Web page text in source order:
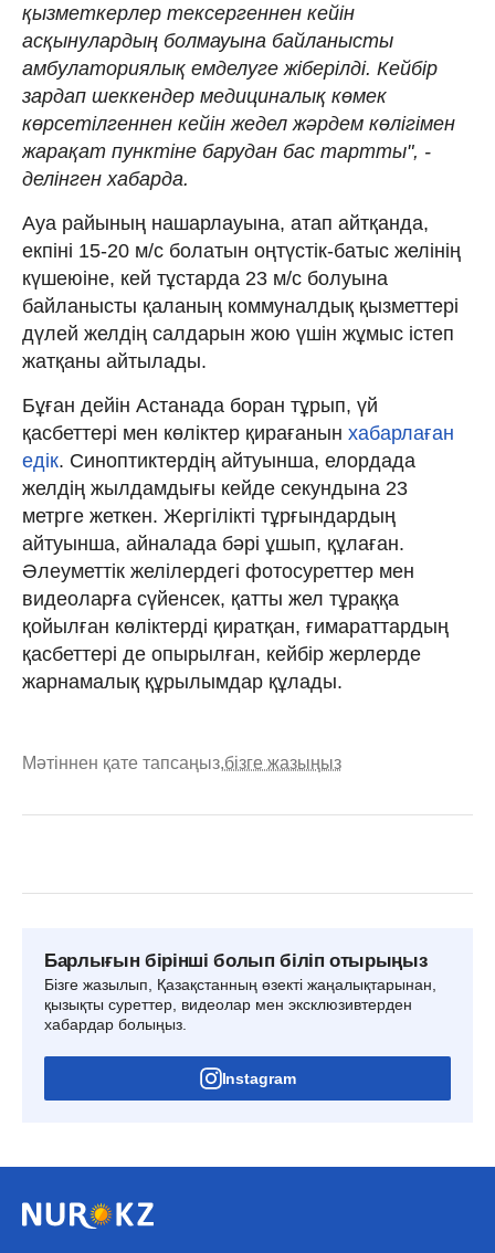
қызметкерлер тексергеннен кейін
асқынулардың болмауына байланысты
амбулаториялық емделуге жіберілді. Кейбір
зардап шеккендер медициналық көмек
көрсетілгеннен кейін жедел жәрдем көлігімен
жарақат пунктіне барудан бас тартты", -
делінген хабарда.
Ауа райының нашарлауына, атап айтқанда,
екпіні 15-20 м/с болатын оңтүстік-батыс желінің
күшеюіне, кей тұстарда 23 м/с болуына
байланысты қаланың коммуналдық қызметтері
дүлей желдің салдарын жою үшін жұмыс істеп
жатқаны айтылады.
Бұған дейін Астанада боран тұрып, үй
қасбеттері мен көліктер қирағанын хабарлаған
едік. Синоптиктердің айтуынша, елордада
желдің жылдамдығы кейде секундына 23
метрге жеткен. Жергілікті тұрғындардың
айтуынша, айналада бәрі ұшып, құлаған.
Әлеуметтік желілердегі фотосуреттер мен
видеоларға сүйенсек, қатты жел тұраққа
қойылған көліктерді қиратқан, ғимараттардың
қасбеттері де опырылған, кейбір жерлерде
жарнамалық құрылымдар құлады.
Мәтіннен қате тапсаңыз,бізге жазыңыз
Барлығын бірінші болып біліп отырыңыз
Бізге жазылып, Қазақстанның өзекті жаңалықтарынан,
қызықты суреттер, видеолар мен эксклюзивтерден
хабардар болыңыз.
Instagram